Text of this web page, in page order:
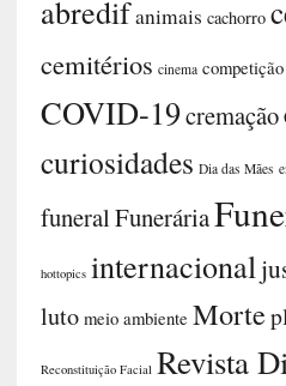
abredifanimais cachorro
cemitérios cinema competição
COVID-19cremação
curiosidades Dia das Mães
funeralFunerária
hottopics internacional
luto meio ambiente Morte
Reconstituição Facial Revista